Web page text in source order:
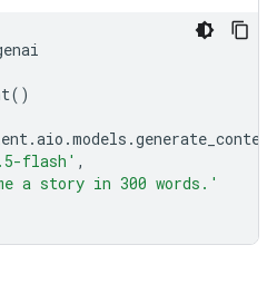
()
.aio .models .generate_content
flash' ,
a story in 300 words.'